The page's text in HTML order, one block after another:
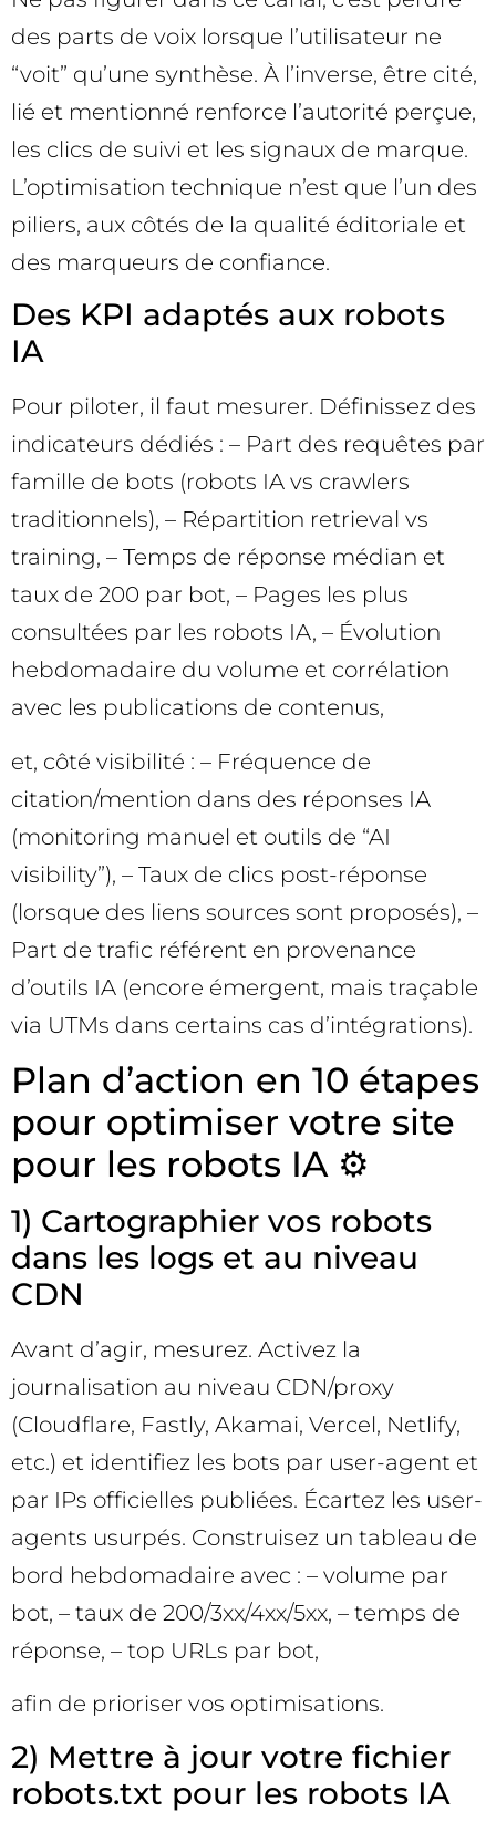
des parts de voix lorsque l’utilisateur ne
“voit” qu’une synthèse. À l’inverse, être cité,
lié et mentionné renforce l’autorité perçue,
les clics de suivi et les signaux de marque.
L’optimisation technique n’est que l’un des
piliers, aux côtés de la qualité éditoriale et
des marqueurs de confiance.
Des KPI adaptés aux robots
IA
Pour piloter, il faut mesurer. Définissez des
indicateurs dédiés : – Part des requêtes par
famille de bots (robots IA vs crawlers
traditionnels), – Répartition retrieval vs
training, – Temps de réponse médian et
taux de 200 par bot, – Pages les plus
consultées par les robots IA, – Évolution
hebdomadaire du volume et corrélation
avec les publications de contenus,
et, côté visibilité : – Fréquence de
citation/mention dans des réponses IA
(monitoring manuel et outils de “AI
visibility”), – Taux de clics post-réponse
(lorsque des liens sources sont proposés), –
Part de trafic référent en provenance
d’outils IA (encore émergent, mais traçable
via UTMs dans certains cas d’intégrations).
Plan d’action en 10 étapes
pour optimiser votre site
pour les robots IA ⚙️
1) Cartographier vos robots
dans les logs et au niveau
CDN
Avant d’agir, mesurez. Activez la
journalisation au niveau CDN/proxy
(Cloudflare, Fastly, Akamai, Vercel, Netlify,
etc.) et identifiez les bots par user-agent et
par IPs officielles publiées. Écartez les user-
agents usurpés. Construisez un tableau de
bord hebdomadaire avec : – volume par
bot, – taux de 200/3xx/4xx/5xx, – temps de
réponse, – top URLs par bot,
afin de prioriser vos optimisations.
2) Mettre à jour votre fichier
robots.txt pour les robots IA